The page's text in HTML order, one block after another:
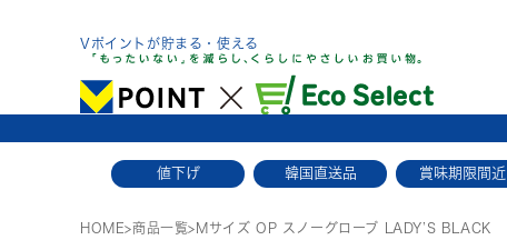
Vポイントが貯まる・使える
値下げ 韓国直送品 賞味期限間近
HOME>商品一覧> Mサイズ OP スノーグローブ LADY’S BLACK